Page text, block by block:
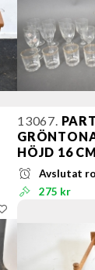
13067.
HÖJD 16 CM
Avslutat
275 kr